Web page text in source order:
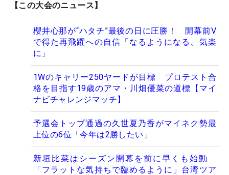
【この大会のニュース】
櫻井心那が“ハタチ”最後の日に圧勝！ 開幕前V
で得た再飛躍への自信「なるようになる、気楽
に」
1Wのキャリー250ヤードが目標 プロテスト合
格を目指す19歳のアマ・川畑優菜の道標【マイ
ナビチャレンジマッチ】
予選会トップ通過の久世夏乃香がマイネク勢最
上位の6位「今年は2勝したい」
新垣比菜はシーズン開幕を前に早くも始動
「フラットな気持ちで臨めるように」台湾ツア